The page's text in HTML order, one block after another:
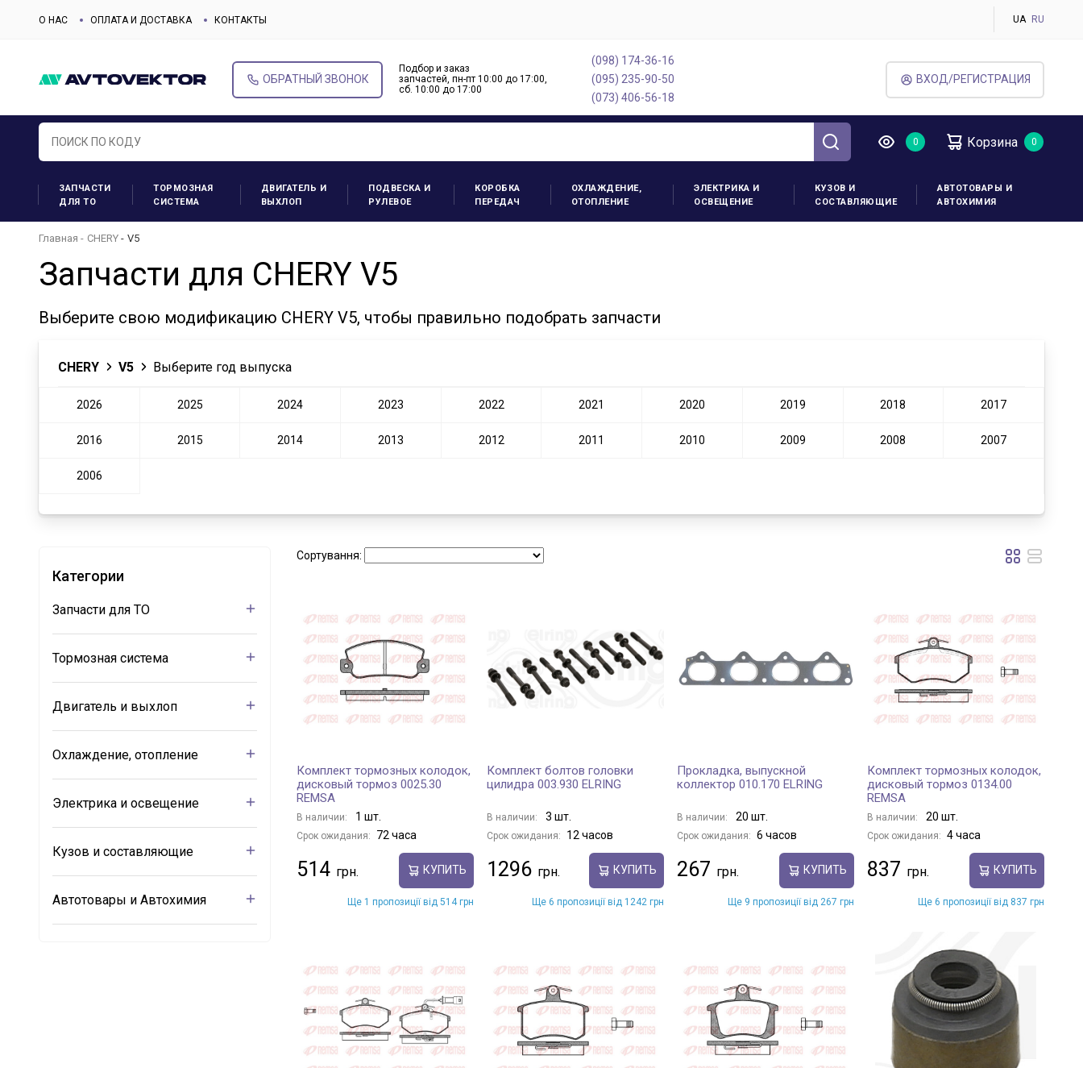
О НАС ОПЛАТА И ДОСТАВКА КОНТАКТЫ UA RU
ОБРАТНЫЙ ЗВОНОК
Подбор и заказ
запчастей, пн-пт 10:00 до 17:00,
cб. 10:00 до 17:00
(098) 174-36-16
(095) 235-90-50
(073) 406-56-18
ВХОД/РЕГИСТРАЦИЯ
Корзина
ЗАПЧАСТИ
ДЛЯ ТО
ТОРМОЗНАЯ
СИСТЕМА
ДВИГАТЕЛЬ И
ВЫХЛОП
ПОДВЕСКА И
РУЛЕВОЕ
КОРОБКА
ПЕРЕДАЧ
ОХЛАЖДЕНИЕ,
ОТОПЛЕНИЕ
ЭЛЕКТРИКА И
ОСВЕЩЕНИЕ
КУЗОВ И
СОСТАВЛЯЮЩИЕ
АВТОТОВАРЫ И
АВТОХИМИЯ
Главная CHERY V5
Запчасти для CHERY V5
Выберите свою модификацию CHERY V5, чтобы правильно подобрать запчасти
CHERY V5 Выберите год выпуска
2026 2025 2024 2023 2022 2021 2020 2019 2018 2017
2016 2015 2014 2013 2012 2011 2010 2009 2008 2007
2006
Категории
Запчасти для ТО
Тормозная система
Двигатель и выхлоп
Охлаждение, отопление
Электрика и освещение
Кузов и составляющие
Автотовары и Автохимия
Сортування:
Комплект тормозных колодок,
дисковый тормоз 0025.30
REMSA
В наличии: 1 шт.
Срок ожидания: 72 часа
514 КУПИТЬ
Ще 1 пропозиції від 514 грн
Комплект болтов головки
цилидра 003.930 ELRING
В наличии: 3 шт.
Срок ожидания: 12 часов
1296 КУПИТЬ
Ще 6 пропозиції від 1242 грн
Прокладка, выпускной
коллектор 010.170 ELRING
В наличии: 20 шт.
Срок ожидания: 6 часов
267 КУПИТЬ
Ще 9 пропозиції від 267 грн
Комплект тормозных колодок,
дисковый тормоз 0134.00
REMSA
В наличии: 20 шт.
Срок ожидания: 4 часа
837 КУПИТЬ
Ще 6 пропозиції від 837 грн